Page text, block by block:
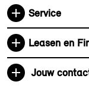
Elektrische
Parking
Comfort Access
"MINI Digital
Service
Leasen en
Jouw